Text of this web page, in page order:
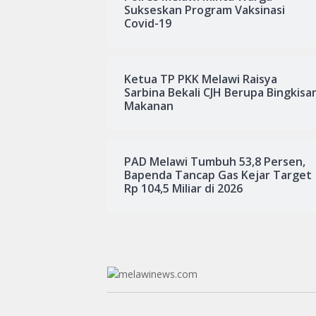
Sukseskan Program Vaksinasi
Covid-19
Ketua TP PKK Melawi Raisya
Sarbina Bekali CJH Berupa
Makanan
PAD Melawi Tumbuh 53,8 Persen,
Bapenda Tancap Gas Kejar Target
Rp 104,5 Miliar di 2026